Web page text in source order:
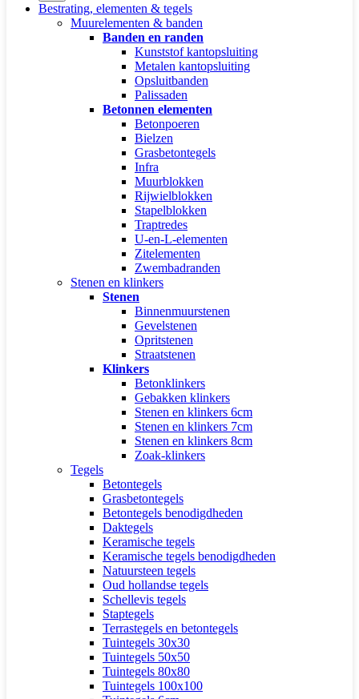
Bestrating, elementen & tegels
Muurelementen & banden
Banden en randen
Kunststof kantopsluiting
Metalen kantopsluiting
Opsluitbanden
Palissaden
Betonnen elementen
Betonpoeren
Bielzen
Grasbetontegels
Infra
Muurblokken
Rijwielblokken
Stapelblokken
Traptredes
U-en-L-elementen
Zitelementen
Zwembadranden
Stenen en klinkers
Stenen
Binnenmuurstenen
Gevelstenen
Opritstenen
Straatstenen
Klinkers
Betonklinkers
Gebakken klinkers
Stenen en klinkers 6cm
Stenen en klinkers 7cm
Stenen en klinkers 8cm
Zoak-klinkers
Tegels
Betontegels
Grasbetontegels
Betontegels benodigdheden
Daktegels
Keramische tegels
Keramische tegels benodigdheden
Natuursteen tegels
Oud hollandse tegels
Schellevis tegels
Staptegels
Terrastegels en betontegels
Tuintegels 30x30
Tuintegels 50x50
Tuintegels 80x80
Tuintegels 100x100